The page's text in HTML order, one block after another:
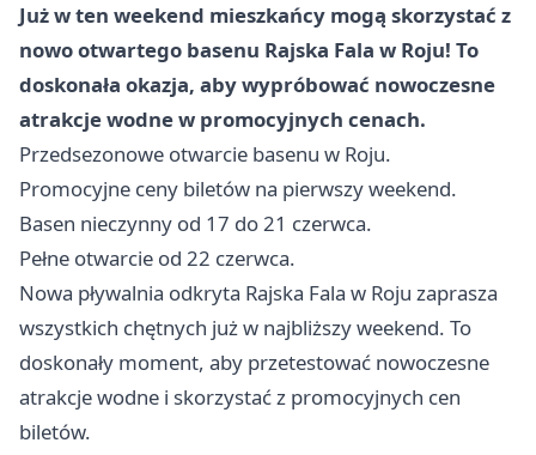
Już w ten weekend mieszkańcy mogą skorzystać z
nowo otwartego basenu Rajska Fala w Roju! To
doskonała okazja, aby wypróbować nowoczesne
atrakcje wodne w promocyjnych cenach.
Przedsezonowe otwarcie basenu w Roju.
Promocyjne ceny biletów na pierwszy weekend.
Basen nieczynny od 17 do 21 czerwca.
Pełne otwarcie od 22 czerwca.
Nowa pływalnia odkryta Rajska Fala w Roju zaprasza
wszystkich chętnych już w najbliższy weekend. To
doskonały moment, aby przetestować nowoczesne
atrakcje wodne i skorzystać z promocyjnych cen
biletów.